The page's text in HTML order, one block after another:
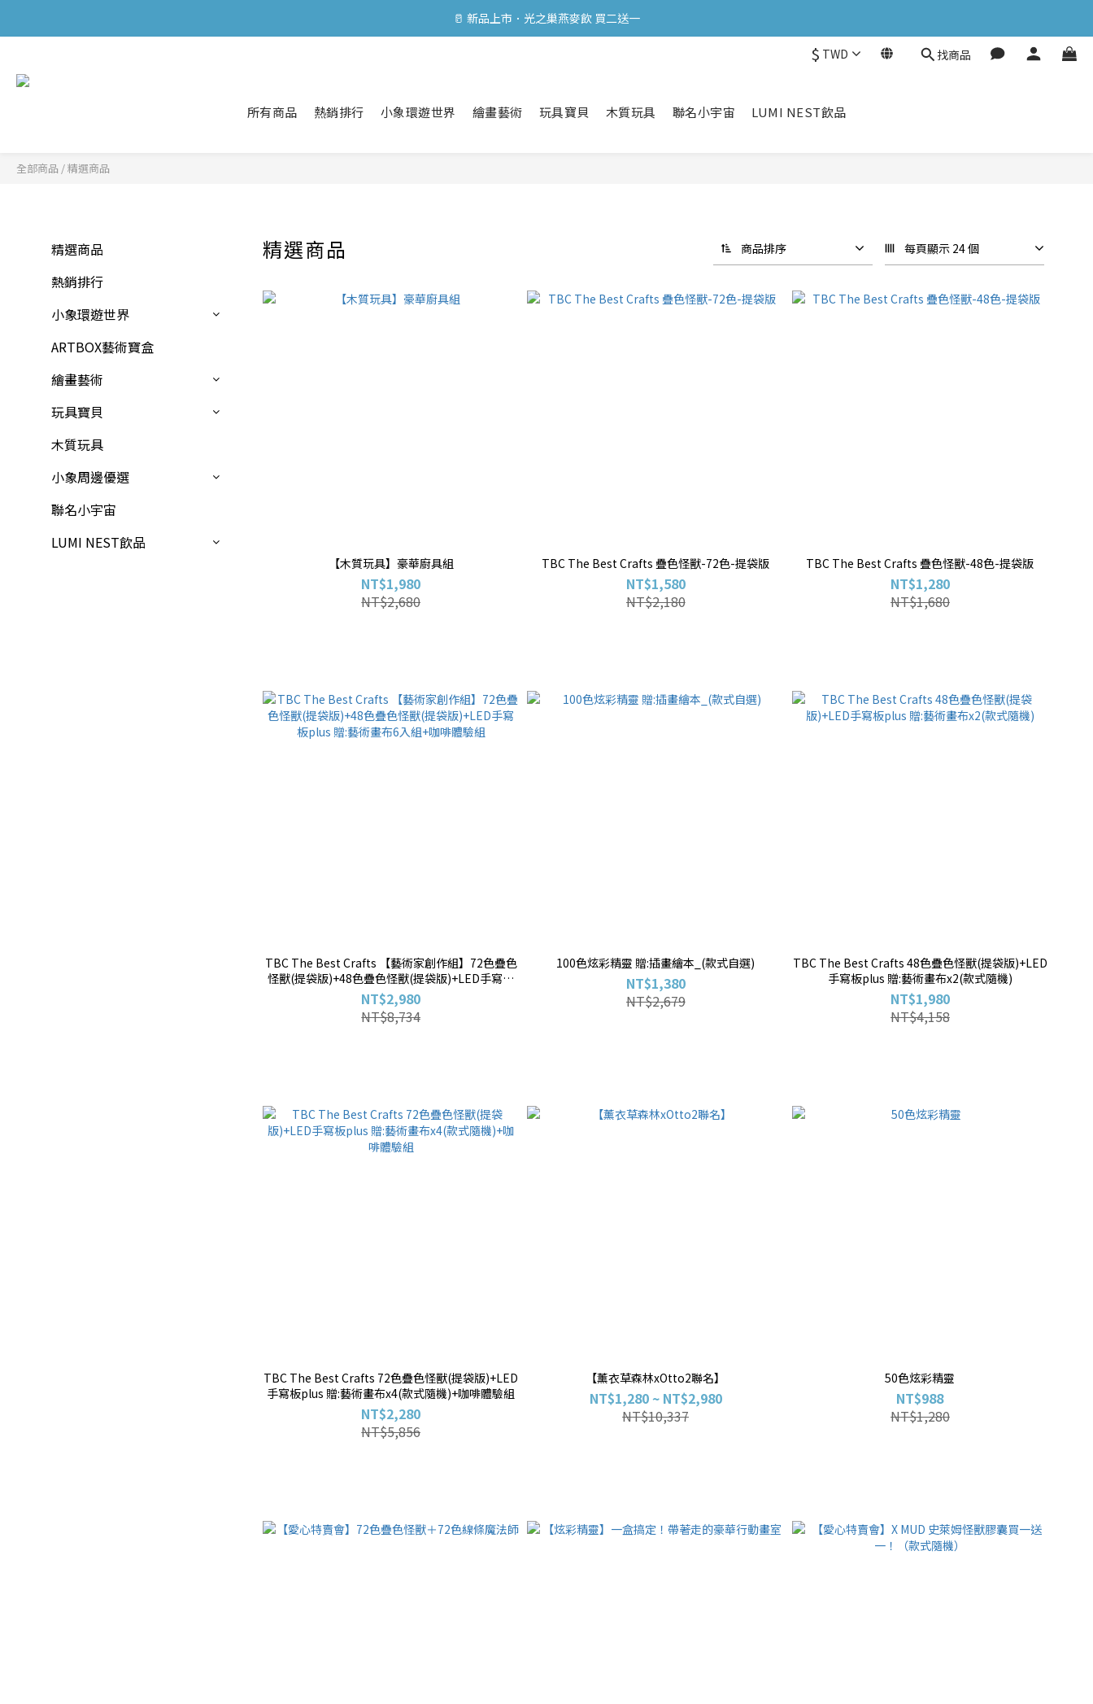
公益特賣助兒童｜精選商品買一送一 ⭐
🥛 新品上市．光之巢燕麥飲 買二送一
$ TWD 找商品
所有商品 熱銷排行 小象環遊世界 繪畫藝術 玩具寶貝 木質玩具 聯名小宇宙 LUMI NEST飲品
全部商品 /精選商品
精選商品
熱銷排行
小象環遊世界
ARTBOX藝術寶盒
繪畫藝術
玩具寶貝
木質玩具
小象周邊優選
聯名小宇宙
LUMI NEST飲品
精選商品 商品排序 每頁顯示 24 個
【木質玩具】豪華廚具組
NT$1,980
NT$2,680
TBC The Best Crafts 疊色怪獸-72色-提袋版
NT$1,580
NT$2,180
TBC The Best Crafts 疊色怪獸-48色-提袋版
NT$1,280
NT$1,680
TBC The Best Crafts 【藝術家創作組】72色疊色
怪獸(提袋版)+48色疊色怪獸(提袋版)+LED手寫板
plus 贈:藝術畫布6入組+咖啡體驗組
NT$2,980
NT$8,734
100色炫彩精靈 贈:插畫繪本_(款式自選)
NT$1,380
NT$2,679
TBC The Best Crafts 48色疊色怪獸(提袋版)+LED
手寫板plus 贈:藝術畫布x2(款式隨機)
NT$1,980
NT$4,158
TBC The Best Crafts 72色疊色怪獸(提袋版)+LED
手寫板plus 贈:藝術畫布x4(款式隨機)+咖啡體驗組
NT$2,280
NT$5,856
【薰衣草森林xOtto2聯名】
NT$1,280 ~ NT$2,980
NT$10,337
50色炫彩精靈
NT$988
NT$1,280